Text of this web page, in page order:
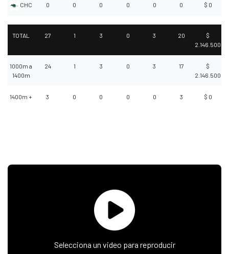
CHC 0 0 0 0 0 0 $ 0
TOTAL 27 1 3 0 3 20
$
2.146.500
1000m a
1400m
24 1 3 0 3 17
$
2.146.500
1400m + 3 0 0 0 0 3 $ 0
Selecciona un video para reproducir